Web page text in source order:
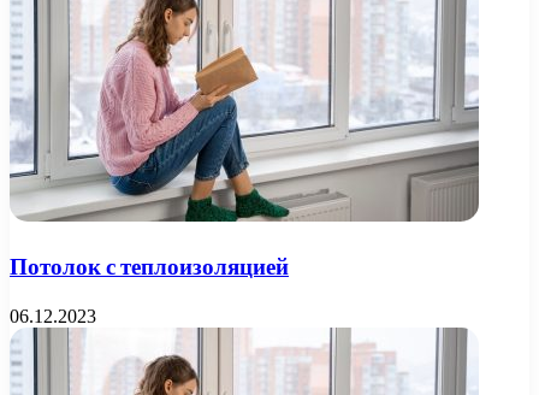
Потолок с теплоизоляцией
06.12.2023